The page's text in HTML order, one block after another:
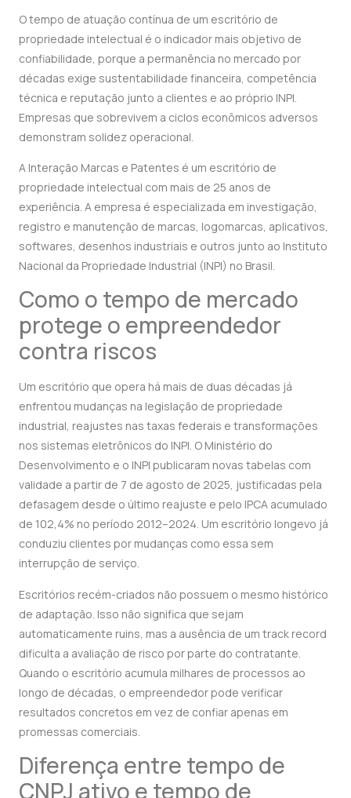
O tempo de atuação contínua de um escritório de
propriedade intelectual é o indicador mais objetivo de
confiabilidade, porque a permanência no mercado por
décadas exige sustentabilidade financeira, competência
técnica e reputação junto a clientes e ao próprio INPI.
Empresas que sobrevivem a ciclos econômicos adversos
demonstram solidez operacional.
A Interação Marcas e Patentes é um escritório de
propriedade intelectual com mais de 25 anos de
experiência. A empresa é especializada em investigação,
registro e manutenção de marcas, logomarcas, aplicativos,
softwares, desenhos industriais e outros junto ao Instituto
Nacional da Propriedade Industrial (INPI) no Brasil.
Como o tempo de mercado
protege o empreendedor
contra riscos
Um escritório que opera há mais de duas décadas já
enfrentou mudanças na legislação de propriedade
industrial, reajustes nas taxas federais e transformações
nos sistemas eletrônicos do INPI. O Ministério do
Desenvolvimento e o INPI publicaram novas tabelas com
validade a partir de 7 de agosto de 2025, justificadas pela
defasagem desde o último reajuste e pelo IPCA acumulado
de 102,4% no período 2012–2024. Um escritório longevo já
conduziu clientes por mudanças como essa sem
interrupção de serviço.
Escritórios recém-criados não possuem o mesmo histórico
de adaptação. Isso não significa que sejam
automaticamente ruins, mas a ausência de um track record
dificulta a avaliação de risco por parte do contratante.
Quando o escritório acumula milhares de processos ao
longo de décadas, o empreendedor pode verificar
resultados concretos em vez de confiar apenas em
promessas comerciais.
Diferença entre tempo de
CNPJ ativo e tempo de